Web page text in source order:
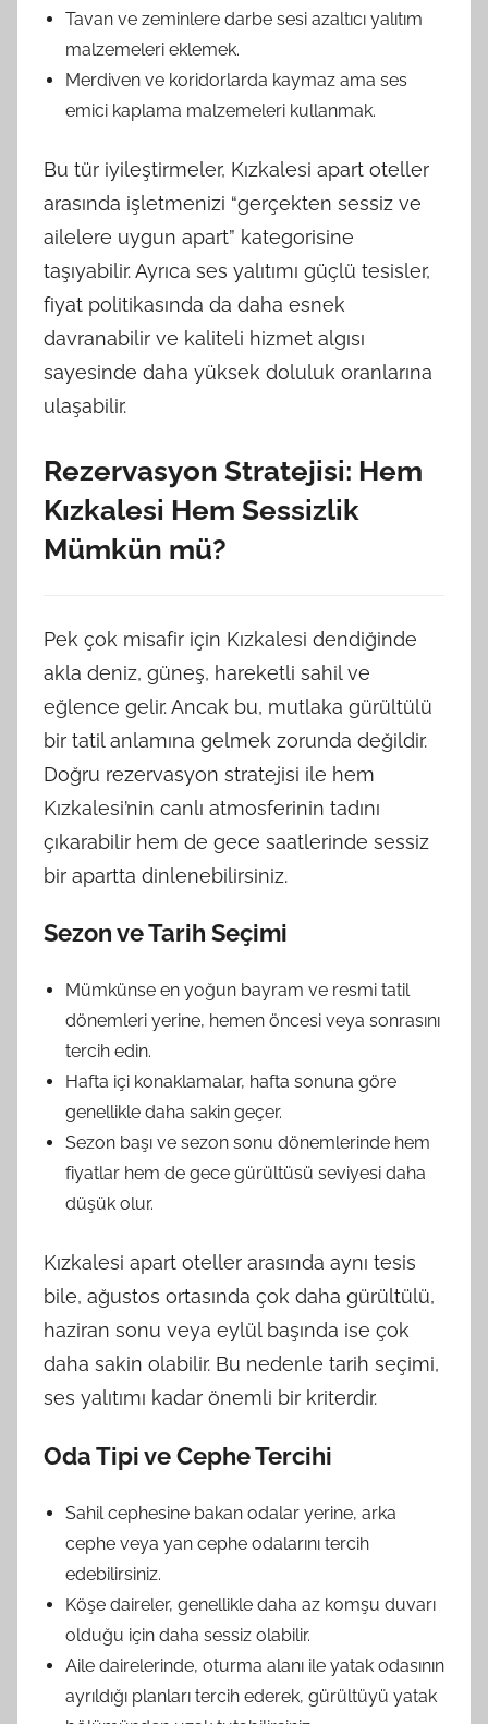
Tavan ve zeminlere darbe sesi azaltıcı yalıtım
malzemeleri eklemek.
Merdiven ve koridorlarda kaymaz ama ses
emici kaplama malzemeleri kullanmak.
Bu tür iyileştirmeler, Kızkalesi apart oteller
arasında işletmenizi “gerçekten sessiz ve
ailelere uygun apart” kategorisine
taşıyabilir. Ayrıca ses yalıtımı güçlü tesisler,
fiyat politikasında da daha esnek
davranabilir ve kaliteli hizmet algısı
sayesinde daha yüksek doluluk oranlarına
ulaşabilir.
Rezervasyon Stratejisi: Hem
Kızkalesi Hem Sessizlik
Mümkün mü?
Pek çok misafir için Kızkalesi dendiğinde
akla deniz, güneş, hareketli sahil ve
eğlence gelir. Ancak bu, mutlaka gürültülü
bir tatil anlamına gelmek zorunda değildir.
Doğru rezervasyon stratejisi ile hem
Kızkalesi’nin canlı atmosferinin tadını
çıkarabilir hem de gece saatlerinde sessiz
bir apartta dinlenebilirsiniz.
Sezon ve Tarih Seçimi
Mümkünse en yoğun bayram ve resmi tatil
dönemleri yerine, hemen öncesi veya sonrasını
tercih edin.
Hafta içi konaklamalar, hafta sonuna göre
genellikle daha sakin geçer.
Sezon başı ve sezon sonu dönemlerinde hem
fiyatlar hem de gece gürültüsü seviyesi daha
düşük olur.
Kızkalesi apart oteller arasında aynı tesis
bile, ağustos ortasında çok daha gürültülü,
haziran sonu veya eylül başında ise çok
daha sakin olabilir. Bu nedenle tarih seçimi,
ses yalıtımı kadar önemli bir kriterdir.
Oda Tipi ve Cephe Tercihi
Sahil cephesine bakan odalar yerine, arka
cephe veya yan cephe odalarını tercih
edebilirsiniz.
Köşe daireler, genellikle daha az komşu duvarı
olduğu için daha sessiz olabilir.
Aile dairelerinde, oturma alanı ile yatak odasının
ayrıldığı planları tercih ederek, gürültüyü yatak